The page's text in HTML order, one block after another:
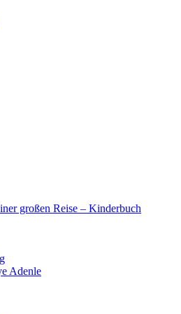
großen Reise – Kinderbuch
Adenle